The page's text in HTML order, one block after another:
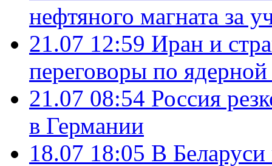
нефтяного магната за
21.07 12:59 Иран и
переговоры по
21.07 08:54 Россия
в Германии
18.07 18:05 В